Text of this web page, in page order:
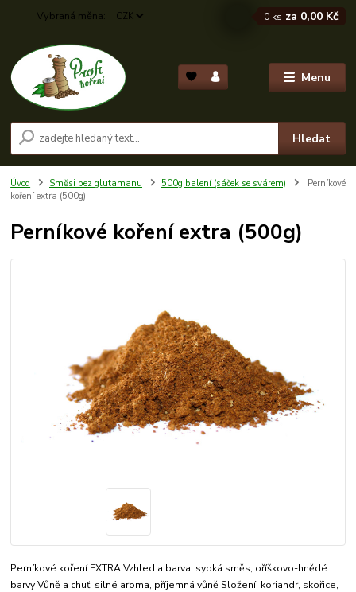
Menu
CZK
Hledat
0 ks za 0,00 Kč
Úvod Směsi bez glutamanu 500g balení (sáček se svárem)
Perníkové
koření extra (500g)
Perníkové koření extra (500g)
Perníkové koření EXTRA Vzhled a barva: sypká směs, oříškovo-hnědé
barvy Vůně a chuť: silné aroma, příjemná vůně Složení: koriandr, skořice,